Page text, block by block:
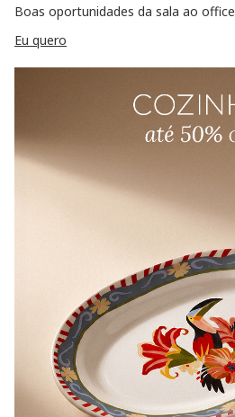
Boas oportunidades da sala ao office
Eu quero